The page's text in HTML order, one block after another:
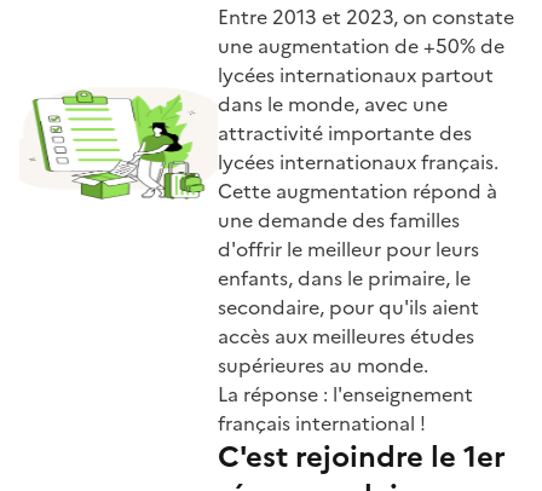
Entre 2013 et 2023, on constate
une augmentation de +50% de
lycées internationaux partout
dans le monde, avec une
attractivité importante des
lycées internationaux français.
Cette augmentation répond à
une demande des familles
d'offrir le meilleur pour leurs
enfants, dans le primaire, le
secondaire, pour qu'ils aient
accès aux meilleures études
supérieures au monde.
La réponse : l'enseignement
français international !
C'est rejoindre le 1er